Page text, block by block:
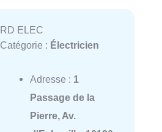
RD ELEC
Catégorie : Électricien
Adresse : 1
Passage de la
Pierre, Av.